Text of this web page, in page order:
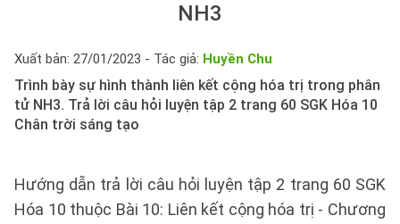
NH3
Xuất bản: 27/01/2023 - Tác giả: Huyền Chu
Trình bày sự hình thành liên kết cộng hóa trị trong phân
tử NH3. Trả lời câu hỏi luyện tập 2 trang 60 SGK Hóa 10
Chân trời sáng tạo
Hướng dẫn trả lời câu hỏi luyện tập 2 trang 60 SGK
Hóa 10 thuộc Bài 10: Liên kết cộng hóa trị - Chương